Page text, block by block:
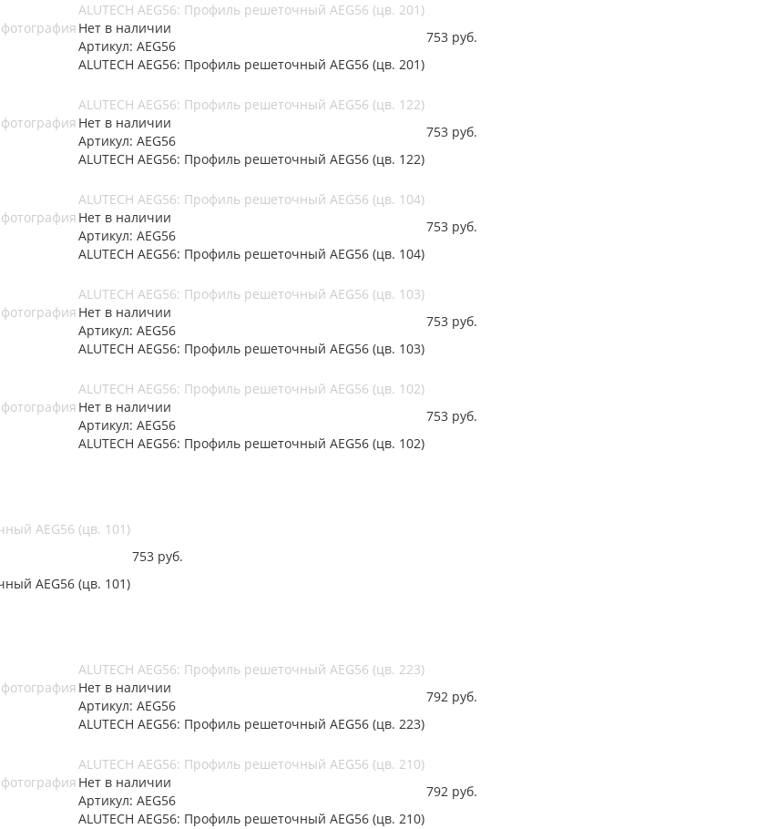
ALUTECH AEG56: Профиль решеточный AEG56 (цв. 201)
Нет в наличии
Артикул: AEG56
ALUTECH AEG56: Профиль решеточный AEG56 (цв. 201)
753 руб.
ALUTECH AEG56: Профиль решеточный AEG56 (цв. 122)
Нет в наличии
Артикул: AEG56
ALUTECH AEG56: Профиль решеточный AEG56 (цв. 122)
753 руб.
ALUTECH AEG56: Профиль решеточный AEG56 (цв. 104)
Нет в наличии
Артикул: AEG56
ALUTECH AEG56: Профиль решеточный AEG56 (цв. 104)
753 руб.
ALUTECH AEG56: Профиль решеточный AEG56 (цв. 103)
Нет в наличии
Артикул: AEG56
ALUTECH AEG56: Профиль решеточный AEG56 (цв. 103)
753 руб.
ALUTECH AEG56: Профиль решеточный AEG56 (цв. 102)
Нет в наличии
Артикул: AEG56
ALUTECH AEG56: Профиль решеточный AEG56 (цв. 102)
753 руб.
AEG56 (цв. 101)
AEG56 (цв. 101)
753 руб.
ALUTECH AEG56: Профиль решеточный AEG56 (цв. 223)
Нет в наличии
Артикул: AEG56
ALUTECH AEG56: Профиль решеточный AEG56 (цв. 223)
792 руб.
ALUTECH AEG56: Профиль решеточный AEG56 (цв. 210)
Нет в наличии
Артикул: AEG56
ALUTECH AEG56: Профиль решеточный AEG56 (цв. 210)
792 руб.